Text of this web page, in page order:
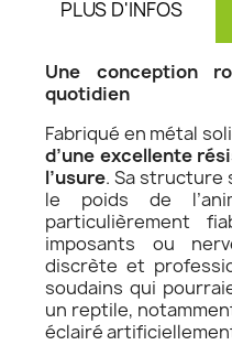
PLUS D'INFOS
Une conception
quotidien
Fabriqué en métal
d’une excellente
l’usure. Sa structure
le poids de
particulièrement
imposants ou
discrète et
soudains qui
un reptile,
éclairé